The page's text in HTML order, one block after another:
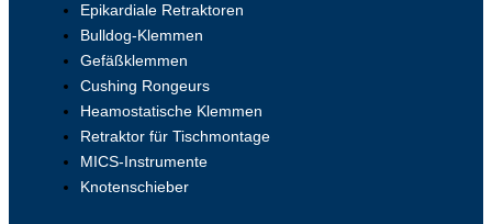
Epikardiale Retraktoren
Bulldog-Klemmen
Gefäßklemmen
Cushing Rongeurs
Heamostatische Klemmen
Retraktor für Tischmontage
MICS-Instrumente
Knotenschieber